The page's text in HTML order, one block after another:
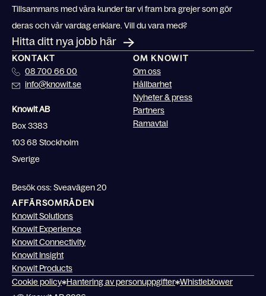
Tillsammans med våra kunder tar vi fram bra grejer som gör
deras och vår vardag enklare. Vill du vara med?
Hitta ditt nya jobb här
KONTAKT
08 700 66 00
info@knowit.se
Knowit AB
Box 3383
103 68 Stockholm
Sverige
Besök oss: Sveavägen 20
OM KNOWIT
Om oss
Hållbarhet
Nyheter & press
Partners
Ramavtal
AFFÄRSOMRÅDEN
Knowit Solutions
Knowit Experience
Knowit Connectivity
Knowit Insight
Knowit Products
Cookie policy Hantering av personuppgifter Whistleblower